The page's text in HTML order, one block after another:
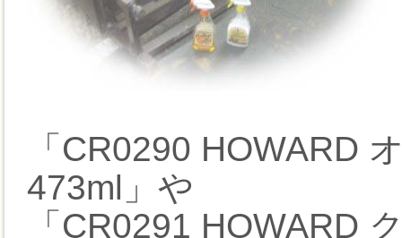
「CR0290 HOWARD
473ml」や
「CR0291 HOWARD